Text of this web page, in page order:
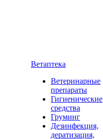
Ветаптека
Ветеринарные
препараты
Гигиенические
средства
Груминг
Дезинфекция,
дератизация,